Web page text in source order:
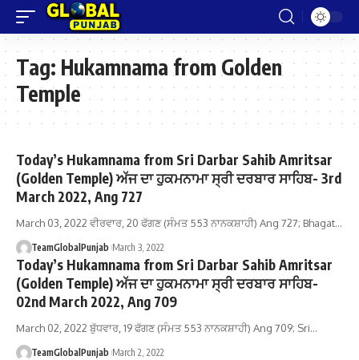
Tag: Hukamnama from Golden
Temple
Today’s Hukamnama from Sri Darbar Sahib Amritsar
(Golden Temple) ਅੱਜ ਦਾ ਹੁਕਮਨਾਮਾ ਸ੍ਰੀ ਦਰਬਾਰ ਸਾਹਿਬ- 3rd
March 2022, Ang 727
March 03, 2022 ਵੀਰਵਾਰ, 20 ਫੱਗਣ (ਸੰਮਤ 553 ਨਾਨਕਸ਼ਾਹੀ) Ang 727; Bhagat…
TeamGlobalPunjab March 3, 2022
Today’s Hukamnama from Sri Darbar Sahib Amritsar
(Golden Temple) ਅੱਜ ਦਾ ਹੁਕਮਨਾਮਾ ਸ੍ਰੀ ਦਰਬਾਰ ਸਾਹਿਬ-
02nd March 2022, Ang 709
March 02, 2022 ਬੁੱਧਵਾਰ, 19 ਫੱਗਣ (ਸੰਮਤ 553 ਨਾਨਕਸ਼ਾਹੀ) Ang 709; Sri…
TeamGlobalPunjab March 2, 2022